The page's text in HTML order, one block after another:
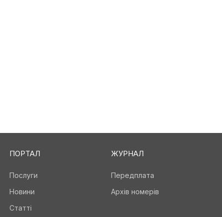
ПОРТАЛ
Послуги
Новини
Статті
ЖУРНАЛ
Передплата
Архів номерів